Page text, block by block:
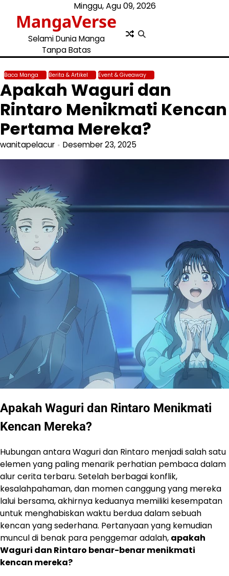
content
Minggu, Agu 09, 2026
MangaVerse
Selami Dunia Manga
Tanpa Batas
Baca Manga Berita & Artikel Event & Giveaway
Apakah Waguri dan
Rintaro Menikmati Kencan
Pertama Mereka?
wanitapelacur Desember 23, 2025
Apakah Waguri dan Rintaro Menikmati
Kencan Mereka?
Hubungan antara Waguri dan Rintaro menjadi salah satu
elemen yang paling menarik perhatian pembaca dalam
alur cerita terbaru. Setelah berbagai konflik,
kesalahpahaman, dan momen canggung yang mereka
lalui bersama, akhirnya keduanya memiliki kesempatan
untuk menghabiskan waktu berdua dalam sebuah
kencan yang sederhana. Pertanyaan yang kemudian
muncul di benak para penggemar adalah, apakah
Waguri dan Rintaro benar-benar menikmati
kencan mereka?